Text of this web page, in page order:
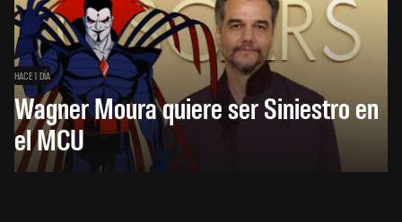
HACE 1 DÍA
Wagner Moura quiere ser Siniestro en
el MCU